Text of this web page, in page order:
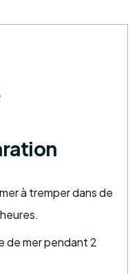
à tremper dans de
de mer pendant 2